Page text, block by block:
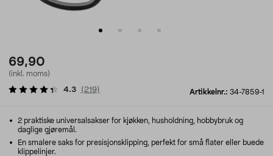
69,90
(inkl. moms)
Artikkelnr.: 34-7859-1
4.3 ( 219)
2 praktiske universalsakser for kjøkken, husholdning, hobbybruk og
daglige gjøremål.
En smalere saks for presisjonsklipping, perfekt for små flater eller buede
klippelinjer.